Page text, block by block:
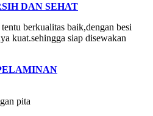
DAN SEHAT
berkualitas baik,dengan besi
kuat.sehingga siap disewakan
pita